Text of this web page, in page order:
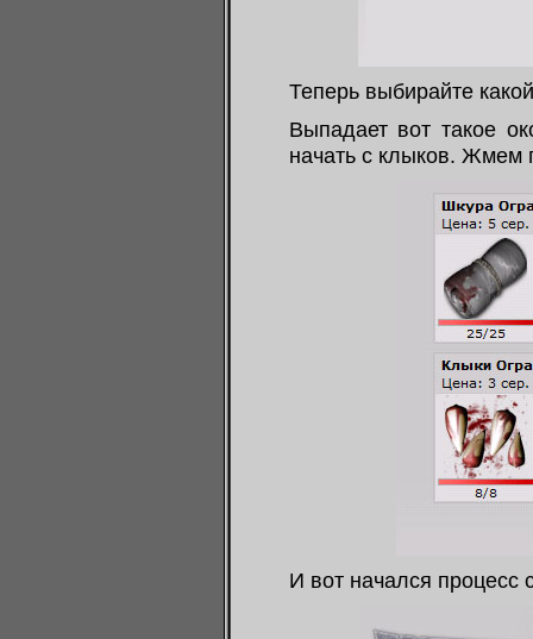
Теперь выбирайте
Выпадает вот такое
начать с клыков. Жмем
И вот начался процесс